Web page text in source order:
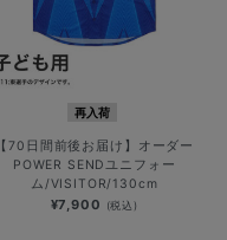
再入荷
【70日間前後お届け】オーダー
POWER SENDユニフォー
ム/VISITOR/130cm
¥7,900 (税込)